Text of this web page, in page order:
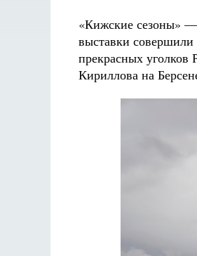
«Кижские сезоны» —
выставки
прекрасных
Кириллова на